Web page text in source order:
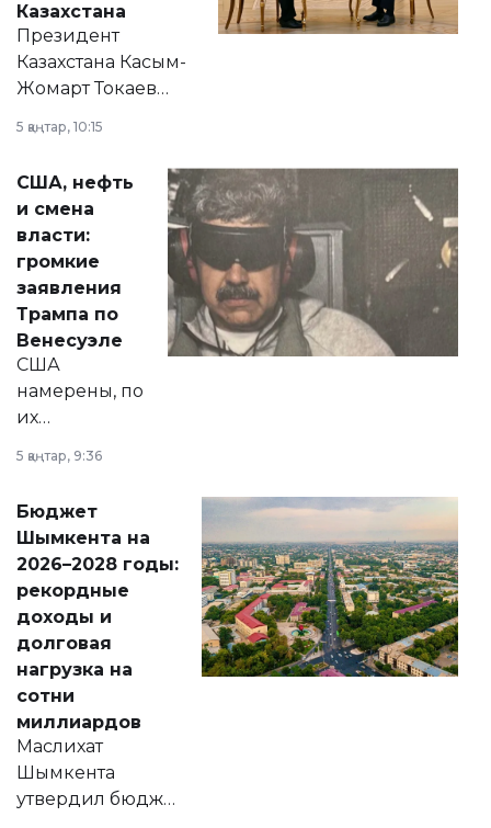
Казахстана
Президент
Казахстана Касым-
Жомарт Токаев
сразу несколько
актуальных тем —
от слухов о
политических
реформах до
вопросов армии,
экономики и
личного здоровья.
5 қаңтар, 10:15
США, нефть
и смена
власти:
громкие
заявления
Трампа по
Венесуэле
США
намерены, по
их
принести
народу
Венесуэлы.
5 қаңтар, 9:36
Бюджет
Шымкента на
2026–2028 годы:
рекордные
доходы и
долговая
нагрузка на
сотни
миллиардов
Маслихат
Шымкента
утвердил бюджет